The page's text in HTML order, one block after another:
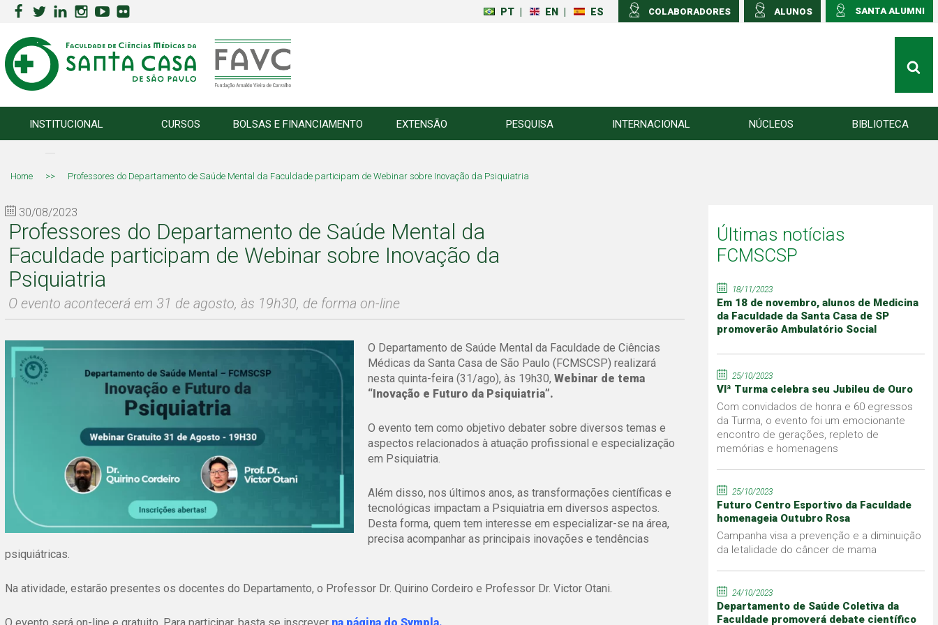
SANTA ALUMNI
ALUNOS
COLABORADORES
PT EN ES
INSTITUCIONAL CURSOS BOLSAS E FINANCIAMENTO EXTENSÃO PESQUISA INTERNACIONAL NÚCLEOS BIBLIOTECA
Home >> Professores do Departamento de Saúde Mental da Faculdade participam de Webinar sobre Inovação da Psiquiatria
30/08/2023
Professores do Departamento de Saúde Mental da
Faculdade participam de Webinar sobre Inovação da
Psiquiatria
O evento acontecerá em 31 de agosto, às 19h30, de forma on-line
O Departamento de Saúde Mental da Faculdade de Ciências
Médicas da Santa Casa de São Paulo (FCMSCSP) realizará
nesta quinta-feira (31/ago), às 19h30, Webinar de tema
“Inovação e Futuro da Psiquiatria”.
O evento tem como objetivo debater sobre diversos temas e
aspectos relacionados à atuação profissional e especialização
em Psiquiatria.
Além disso, nos últimos anos, as transformações científicas e
tecnológicas impactam a Psiquiatria em diversos aspectos.
Desta forma, quem tem interesse em especializar-se na área,
precisa acompanhar as principais inovações e tendências
psiquiátricas.
Na atividade, estarão presentes os docentes do Departamento, o Professor Dr. Quirino Cordeiro e Professor Dr. Victor Otani.
Últimas notícias
FCMSCSP
18/11/2023
Em 18 de novembro, alunos de Medicina
da Faculdade da Santa Casa de SP
promoverão Ambulatório Social
25/10/2023
VIª Turma celebra seu Jubileu de Ouro
Com convidados de honra e 60 egressos
da Turma, o evento foi um emocionante
encontro de gerações, repleto de
memórias e homenagens
25/10/2023
Futuro Centro Esportivo da Faculdade
homenageia Outubro Rosa
Campanha visa a prevenção e a diminuição
da letalidade do câncer de mama
24/10/2023
Departamento de Saúde Coletiva da
Faculdade promoverá debate científico